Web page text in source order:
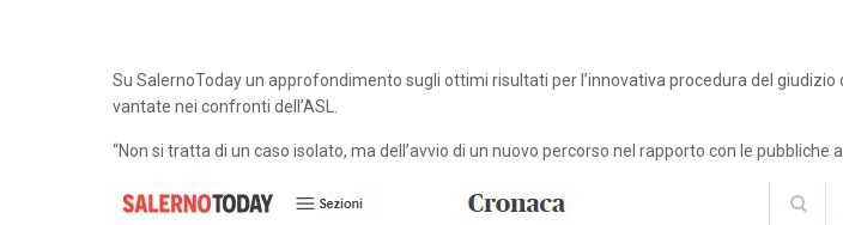
Su SalernoToday un approfondimento sugli ottimi risultati per l’innovativa procedura del
vantate nei confronti dell’ASL.
“Non si tratta di un caso isolato, ma dell’avvio di un nuovo percorso nel rapporto con le pubbliche